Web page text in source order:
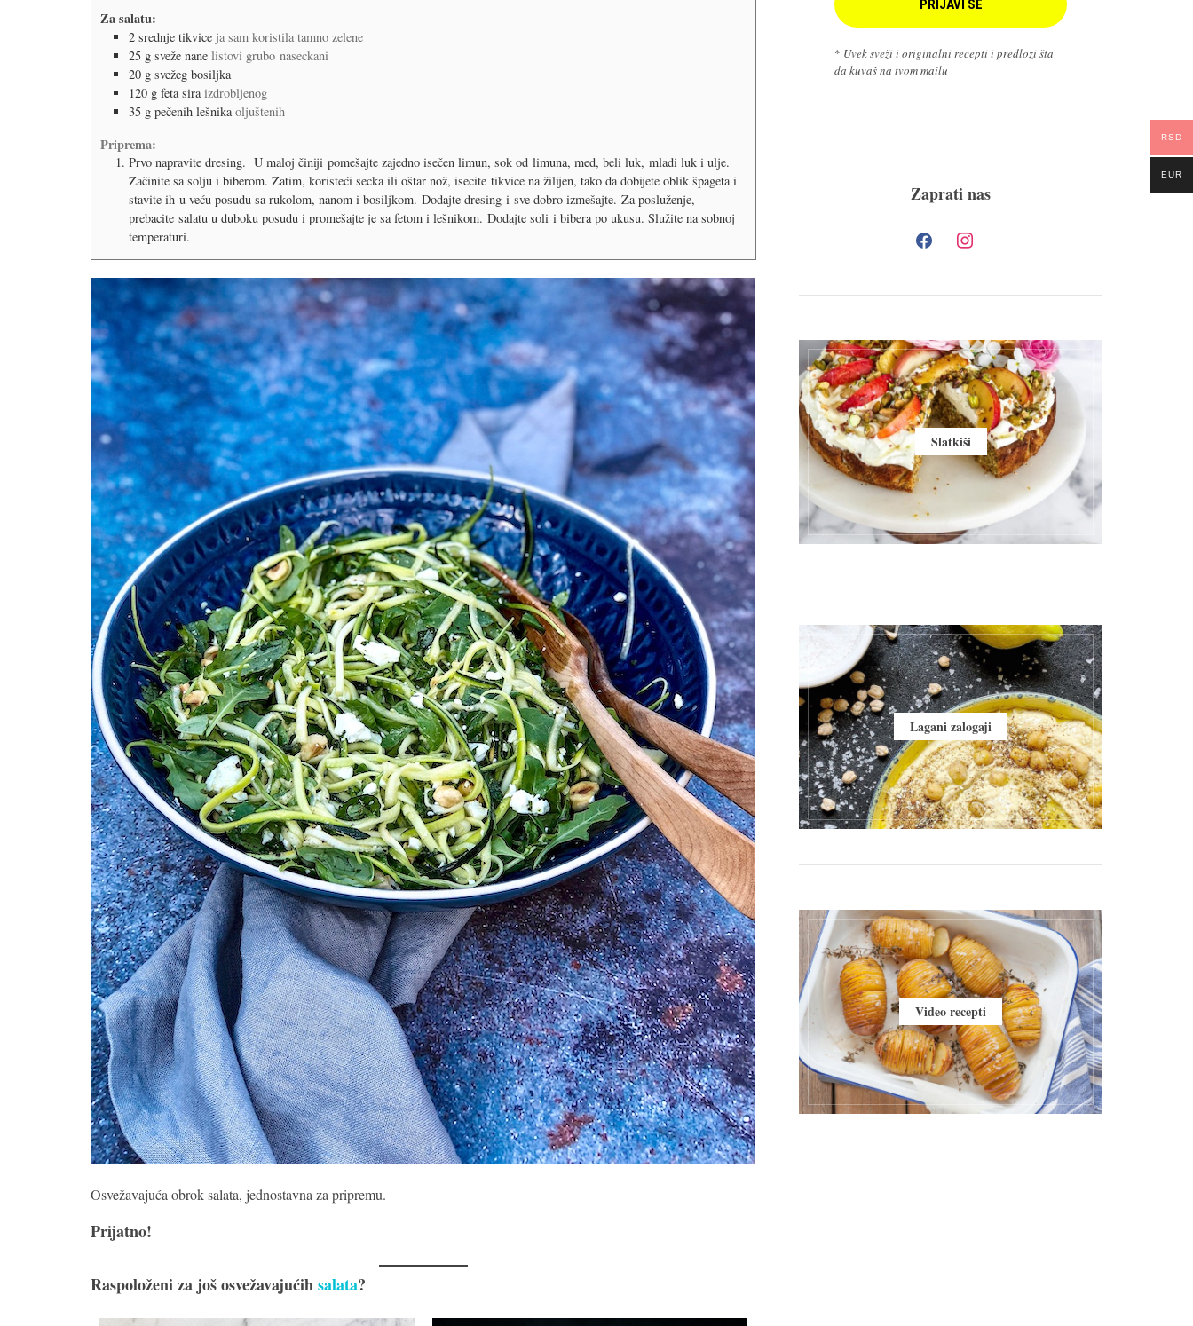
Za salatu:
2 srednje tikvice ja sam koristila tamno zelene
25 g sveže nane listovi grubo naseckani
20 g svežeg bosiljka
120 g feta sira izdrobljenog
35 g pečenih lešnika oljuštenih
Priprema:
Prvo napravite dresing. U maloj činiji pomešajte zajedno isečen limun, sok od limuna, med, beli luk, mladi luk i ulje.
Začinite sa solju i biberom. Zatim, koristeći secka ili oštar nož, isecite tikvice na žilijen, tako da dobijete oblik špageta i
stavite ih u veću posudu sa rukolom, nanom i bosiljkom. Dodajte dresing i sve dobro izmešajte. Za posluženje,
prebacite salatu u duboku posudu i promešajte je sa fetom i lešnikom. Dodajte soli i bibera po ukusu. Služite na sobnoj
temperaturi.
Osvežavajuća obrok salata, jednostavna za pripremu.
Prijatno!
Raspoloženi za još osvežavajućihsalata?
* Uvek sveži i originalni recepti i predlozi šta
da kuvaš na tvom mailu
Zaprati nas
Slatkiši
Lagani zalogaji
Video recepti
RSD
EUR